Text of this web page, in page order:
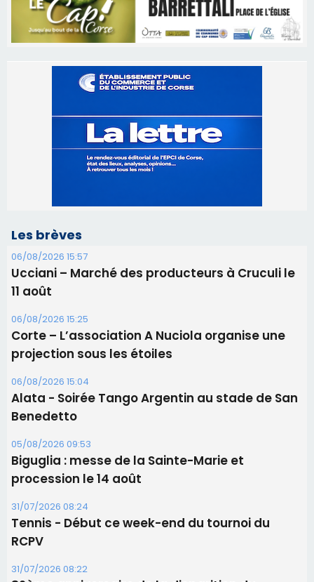
06/08/2026 15:57
Ucciani – Marché des producteurs à Cruculi le
Corte – L’association A Nuciola organise une
projection sous les étoiles
06/08/2026 15:04
Alata - Soirée Tango Argentin au stade de San
Benedetto
05/08/2026 09:53
Biguglia : messe de la Sainte-Marie et
procession le 14 août
31/07/2026 08:24
Tennis - Début ce week-end du tournoi du
RCPV
31/07/2026 08:22
82ème anniversaire de la disparition du
Commandant Antoine de Saint Exupery
Les plus lus
Satine Nomary est la nouvelle Miss Corse 2026